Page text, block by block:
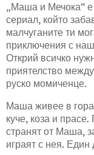
„Маша и Мечока“ е
сериал, който
малчуганите ти
приключения с
Открий всичко
приятелство
руско момиченце.
Маша живее в
куче, коза и
странят от Маша,
играят с нея.